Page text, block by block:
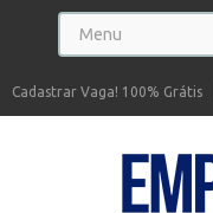
Cadastrar Vaga! 100% Grátis